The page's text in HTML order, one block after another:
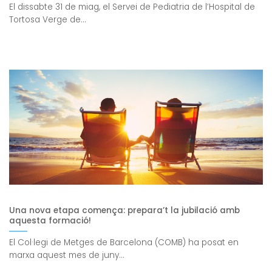
El dissabte 31 de miag, el Servei de Pediatria de l’Hospital de
Tortosa Verge de...
Una nova etapa comença: prepara’t la jubilació amb
aquesta formació!
El Col·legi de Metges de Barcelona (COMB) ha posat en
marxa aquest mes de juny...